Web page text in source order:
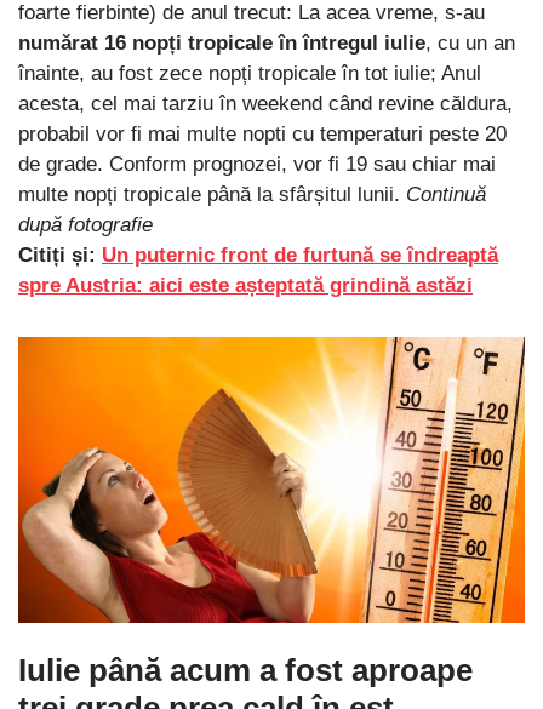
foarte fierbinte) de anul trecut: La acea vreme, s-au
numărat 16 nopți tropicale în întregul iulie, cu un an
înainte, au fost zece nopți tropicale în tot iulie; Anul
acesta, cel mai tarziu în weekend când revine căldura,
probabil vor fi mai multe nopti cu temperaturi peste 20
de grade. Conform prognozei, vor fi 19 sau chiar mai
multe nopți tropicale până la sfârșitul lunii. Continuă
după fotografie
Citiți și: Un puternic front de furtună se îndreaptă
spre Austria: aici este așteptată grindină astăzi
Iulie până acum a fost aproape